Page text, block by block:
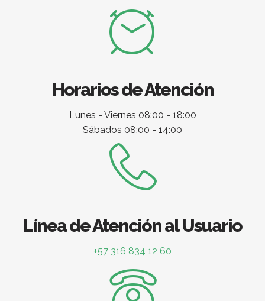
Horarios de Atención
Lunes - Viernes 08:00 - 18:00
Sábados 08:00 - 14:00
Línea de Atención al Usuario
+57 316 834 12 60